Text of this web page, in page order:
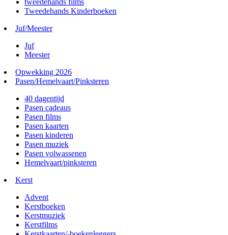
tweedehands films
Tweedehands Kinderboeken
Juf/Meester
Juf
Meester
Opwekking 2026
Pasen/Hemelvaart/Pinksteren
40 dagentijd
Pasen cadeaus
Pasen films
Pasen kaarten
Pasen kinderen
Pasen muziek
Pasen volwassenen
Hemelvaart/pinksteren
Kerst
Advent
Kerstboeken
Kerstmuziek
Kerstfilms